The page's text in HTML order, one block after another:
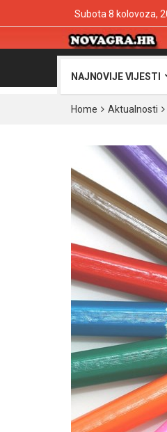
Subota 8 kolovoza,
NAJNOVIJE VIJESTI
Home Aktualnosti